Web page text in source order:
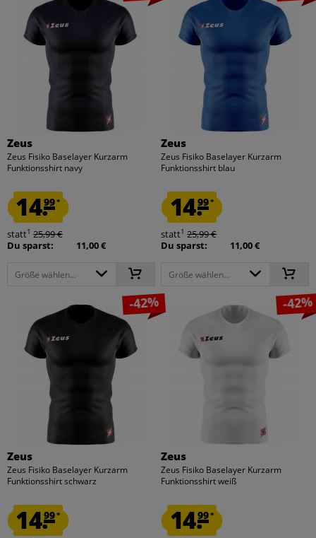
Zeus
Zeus Fisiko Baselayer Kurzarm
Funktionsshirt navy
14.99*
statt1 25,99 €
Du sparst:
11,00 €
Größe wählen...
Zeus
Zeus Fisiko Baselayer Kurzarm
Funktionsshirt blau
14.99*
statt1 25,99 €
Du sparst:
11,00 €
Größe wählen...
-42%
Zeus
Zeus Fisiko Baselayer Kurzarm
Funktionsshirt schwarz
14.99*
-42%
Zeus
Zeus Fisiko Baselayer Kurzarm
Funktionsshirt weiß
14.99*